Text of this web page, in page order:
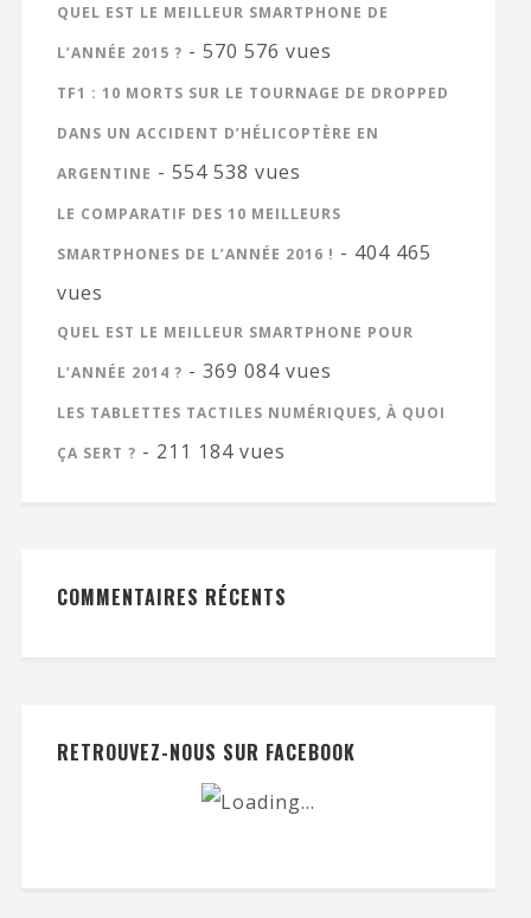
QUEL EST LE MEILLEUR SMARTPHONE DE
L’ANNÉE 2015 ? - 570 576 vues
TF1 : 10 MORTS SUR LE TOURNAGE DE DROPPED
DANS UN ACCIDENT D’HÉLICOPTÈRE EN
ARGENTINE - 554 538 vues
LE COMPARATIF DES 10 MEILLEURS
SMARTPHONES DE L’ANNÉE 2016 ! - 404 465
vues
QUEL EST LE MEILLEUR SMARTPHONE POUR
L’ANNÉE 2014 ? - 369 084 vues
LES TABLETTES TACTILES NUMÉRIQUES, À QUOI
ÇA SERT ? - 211 184 vues
COMMENTAIRES RÉCENTS
RETROUVEZ-NOUS SUR FACEBOOK